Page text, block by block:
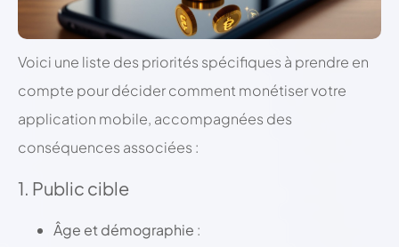
Voici une liste des priorités spécifiques à prendre en
compte pour décider comment monétiser votre
application mobile, accompagnées des
conséquences associées :
1. Public cible
Âge et démographie :